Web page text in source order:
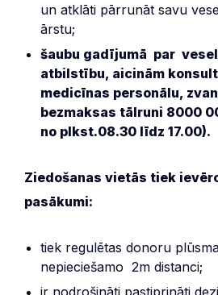
un atklāti pārrunāt savu
ārstu;
šaubu gadījumā par
atbilstību, aicinām
medicīnas personālu,
bezmaksas tālruni 8000
no plkst.08.30 līdz 17.00).
Ziedošanas vietās tiek
pasākumi:
tiek regulētas donoru
nepieciešamo 2m distanci;
ir nodrošināti pastiprināti